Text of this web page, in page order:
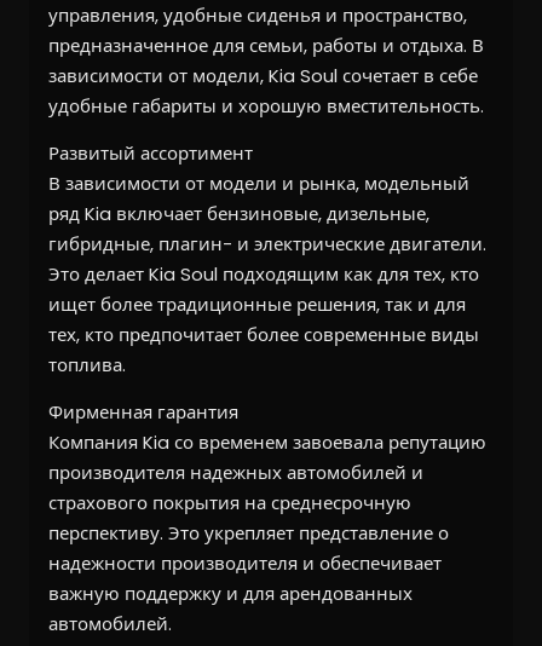
управления, удобные сиденья и пространство,
предназначенное для семьи, работы и отдыха. В
зависимости от модели, Kia Soul сочетает в себе
удобные габариты и хорошую вместительность.
Развитый ассортимент
В зависимости от модели и рынка, модельный
ряд Kia включает бензиновые, дизельные,
гибридные, плагин- и электрические двигатели.
Это делает Kia Soul подходящим как для тех, кто
ищет более традиционные решения, так и для
тех, кто предпочитает более современные виды
топлива.
Фирменная гарантия
Компания Kia со временем завоевала репутацию
производителя надежных автомобилей и
страхового покрытия на среднесрочную
перспективу. Это укрепляет представление о
надежности производителя и обеспечивает
важную поддержку и для арендованных
автомобилей.